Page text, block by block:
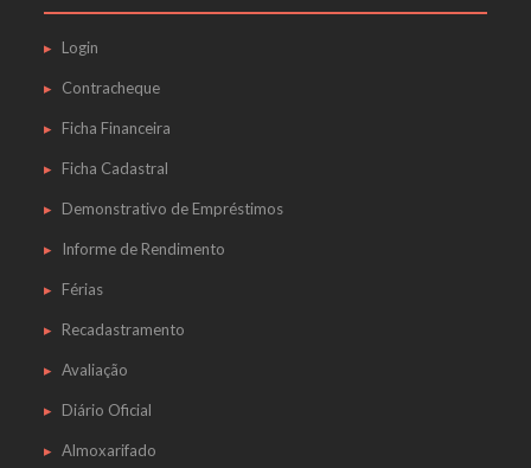
Login
Contracheque
Ficha Financeira
Ficha Cadastral
Demonstrativo de Empréstimos
Informe de Rendimento
Férias
Recadastramento
Avaliação
Diário Oficial
Almoxarifado